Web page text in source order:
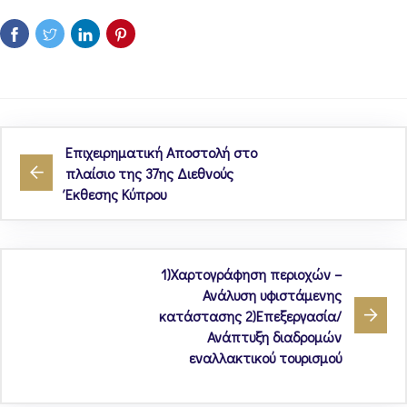
Επιχειρηματική Αποστολή στο
πλαίσιο της 37ης Διεθνούς
Έκθεσης Κύπρου
1)Χαρτογράφηση περιοχών –
Ανάλυση υφιστάμενης
κατάστασης 2)Επεξεργασία/
Ανάπτυξη διαδρομών
εναλλακτικού τουρισμού